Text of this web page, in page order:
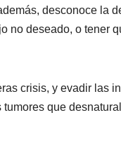
desconoce la
no deseado, o tener
crisis, y evadir las
que